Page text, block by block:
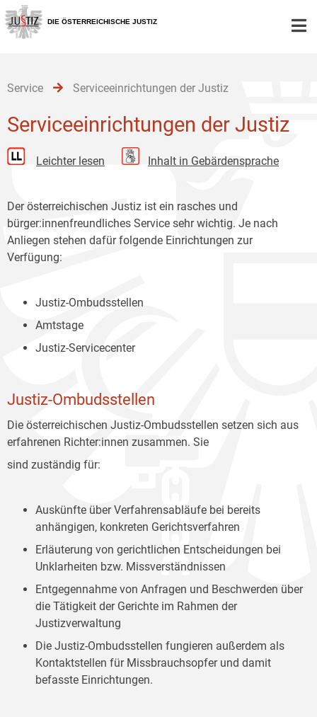
Zur
Hauptnavigation
[1]
Zum
Inhalt
[2]
Zum
Untermenü
[3]
DIE ÖSTERREICHISCHE JUSTIZ
Service Serviceeinrichtungen der Justiz
Serviceeinrichtungen der Justiz
Leichter lesen Inhalt in Gebärdensprache
Der österreichischen Justiz ist ein rasches und
bürger:innenfreundliches Service sehr wichtig. Je nach
Anliegen stehen dafür folgende Einrichtungen zur
Verfügung:
Justiz-Ombudsstellen
Amtstage
Justiz-Servicecenter
Justiz-Ombudsstellen
Die österreichischen Justiz-Ombudsstellen setzen sich aus
erfahrenen Richter:innen zusammen. Sie
sind zuständig für:
Auskünfte über Verfahrensabläufe bei bereits
anhängigen, konkreten Gerichtsverfahren
Erläuterung von gerichtlichen Entscheidungen bei
Unklarheiten bzw. Missverständnissen
Entgegennahme von Anfragen und Beschwerden über
die Tätigkeit der Gerichte im Rahmen der
Justizverwaltung
Die Justiz-Ombudsstellen fungieren außerdem als
Kontaktstellen für Missbrauchsopfer und damit
befasste Einrichtungen.